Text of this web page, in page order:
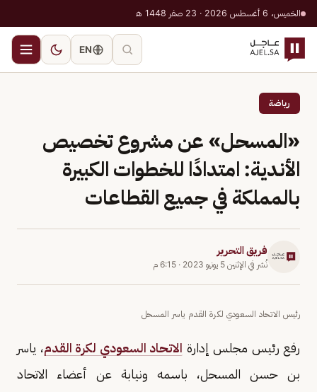
الخميس، 6 أغسطس 2026 · 23 صفر 1448 هـ
EN
رياضة
«المسحل» عن مشروع تخصيص
الأندية: امتدادًا للخطوات الكبيرة
بالمملكة في جميع القطاعات
فريق التحرير
نُشر في الإثنين 5 يونيو 2023 · 6:15 م
رئيس الاتحاد السعودي لكرة القدم ياسر المسحل
رفع رئيس مجلس إدارة الاتحاد السعودي لكرة القدم، ياسر
بن حسن المسحل، باسمه ونيابة عن أعضاء الاتحاد